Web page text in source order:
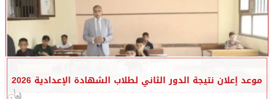
موعد إعلان نتيجة الدور الثاني لطلاب الشهادة الإعدادية 2026